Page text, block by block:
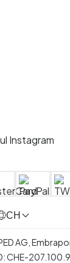
CH
AG,
CHE-